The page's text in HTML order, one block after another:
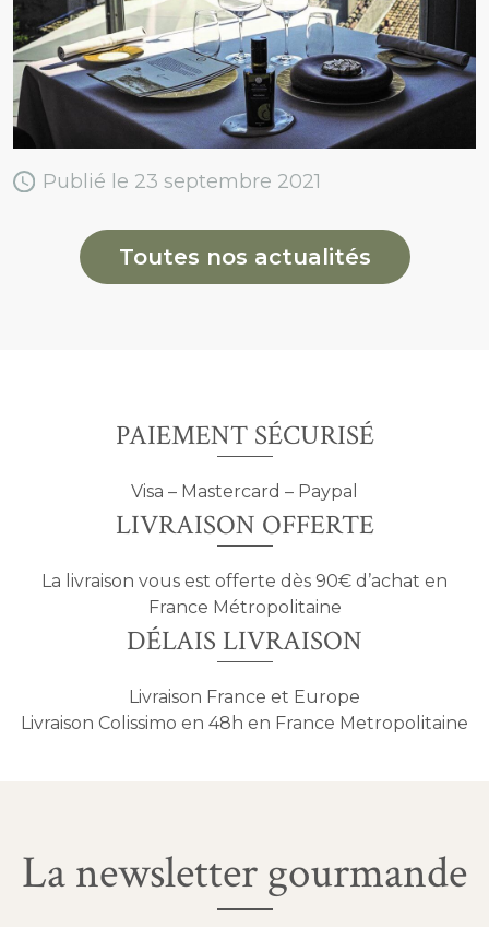
Publié le 23 septembre 2021
Toutes nos actualités
PAIEMENT SÉCURISÉ
Visa – Mastercard – Paypal
LIVRAISON OFFERTE
La livraison vous est offerte dès 90€ d’achat en
France Métropolitaine
DÉLAIS LIVRAISON
Livraison France et Europe
Livraison Colissimo en 48h en France Metropolitaine
La newsletter gourmande